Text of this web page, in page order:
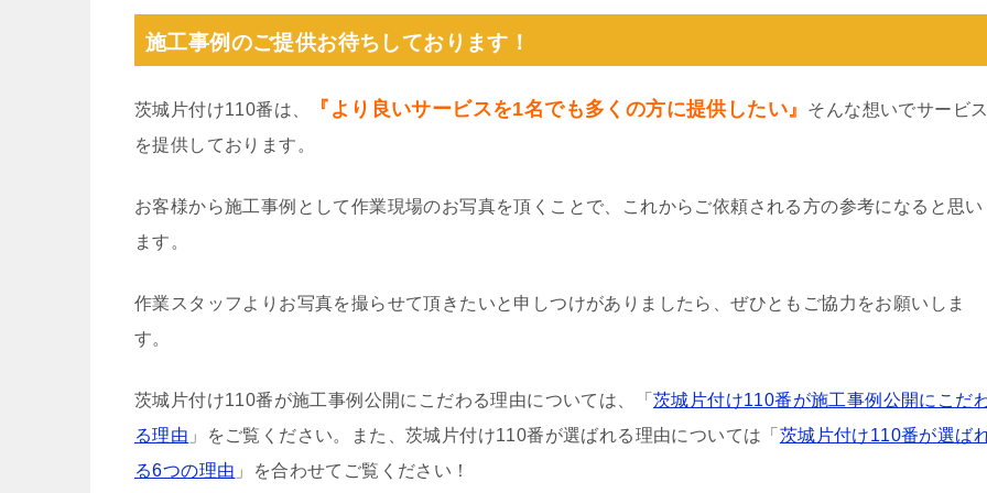
施工事例のご提供お待ちしております！
茨城片付け110番は、 『より良いサービスを1名でも多くの方に提供したい』
そんな想いでサービス
を提供しております。
お客様から施工事例として作業現場のお写真を頂くことで、これからご依頼される方の参考になると思い
ます。
作業スタッフよりお写真を撮らせて頂きたいと申しつけがありましたら、ぜひともご協力をお願いしま
す。
茨城片付け110番が施工事例公開にこだわる理由については、「 茨城片付け110番が施工事例公開にこだ
る理由 」をご覧ください。また、茨城片付け110番が選ばれる理由については「 茨城片付け110番が選ば
る6つの理由 」を合わせてご覧ください！